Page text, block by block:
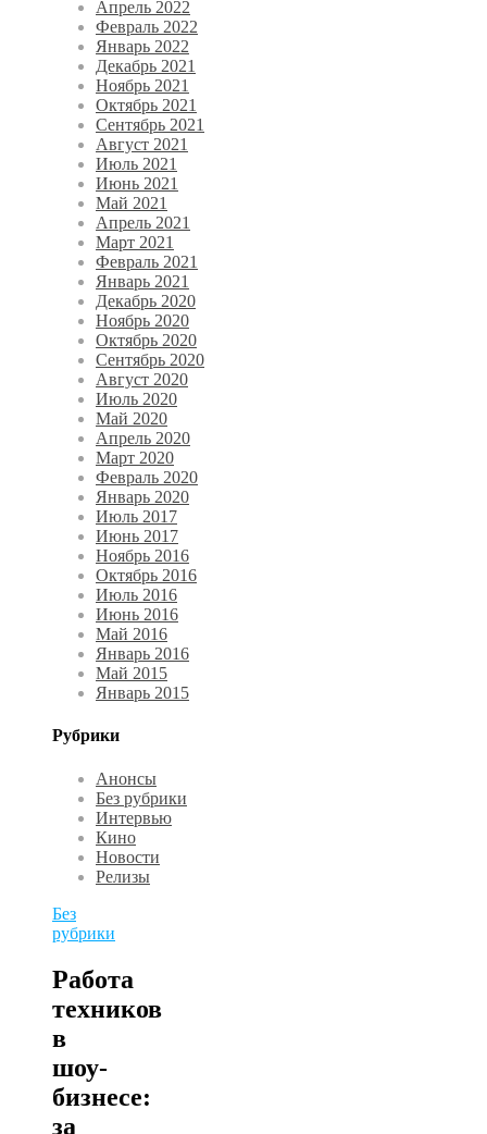
Апрель 2022
Февраль 2022
Январь 2022
Декабрь 2021
Ноябрь 2021
Октябрь 2021
Сентябрь 2021
Август 2021
Июль 2021
Июнь 2021
Май 2021
Апрель 2021
Март 2021
Февраль 2021
Январь 2021
Декабрь 2020
Ноябрь 2020
Октябрь 2020
Сентябрь 2020
Август 2020
Июль 2020
Май 2020
Апрель 2020
Март 2020
Февраль 2020
Январь 2020
Июль 2017
Июнь 2017
Ноябрь 2016
Октябрь 2016
Июль 2016
Июнь 2016
Май 2016
Январь 2016
Май 2015
Январь 2015
Рубрики
Анонсы
Без рубрики
Интервью
Кино
Новости
Релизы
Без
рубрики
Работа
техников
в
шоу-
бизнесе:
за